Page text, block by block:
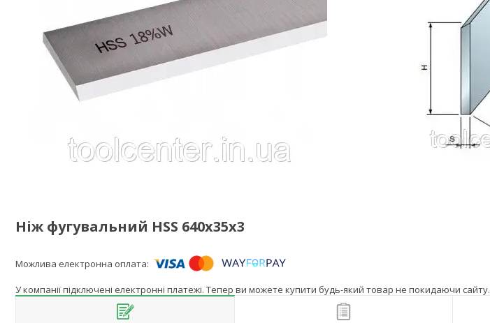
Ніж фугувальний HSS 640х35х3
У компанії підключені електронні платежі. Тепер ви можете купити будь-який товар не покидаючи сайту.